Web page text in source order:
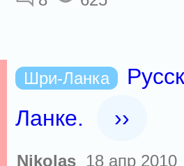
Шри-Ланка
Ланке.
››
Nikolas 18 апр